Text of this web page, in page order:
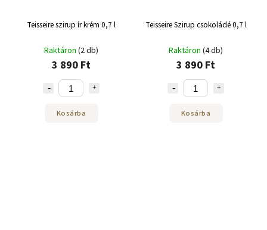
Teisseire szirup ír krém 0,7 l
Raktáron (2 db)
3 890 Ft
Kosárba
Teisseire Szirup csokoládé 0,7 l
Raktáron (4 db)
3 890 Ft
Kosárba